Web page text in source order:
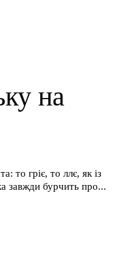
на
то гріє, то ллє, як із
завжди бурчить про...